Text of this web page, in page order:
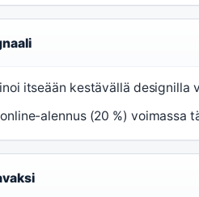
itseään kestävällä designilla
alennus (20 %) voimassa